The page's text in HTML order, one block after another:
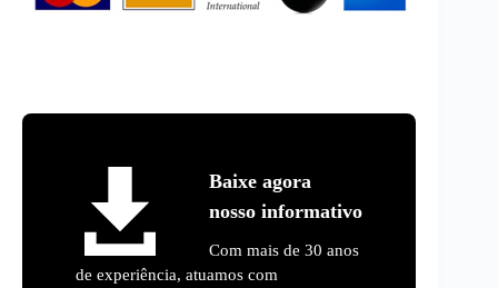
Baixe agora
nosso informativo
Com mais de 30 anos
de experiência, atuamos com